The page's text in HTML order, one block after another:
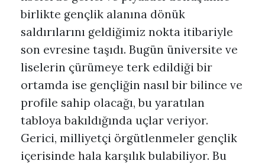
birlikte gençlik alanına dönük
saldırılarını geldiğimiz nokta itibariyle
son evresine taşıdı. Bugün üniversite ve
liselerin çürümeye terk edildiği bir
ortamda ise gençliğin nasıl bir bilince ve
profile sahip olacağı, bu yaratılan
tabloya bakıldığında uçlar veriyor.
Gerici, milliyetçi örgütlenmeler gençlik
içerisinde hala karşılık bulabiliyor. Bu